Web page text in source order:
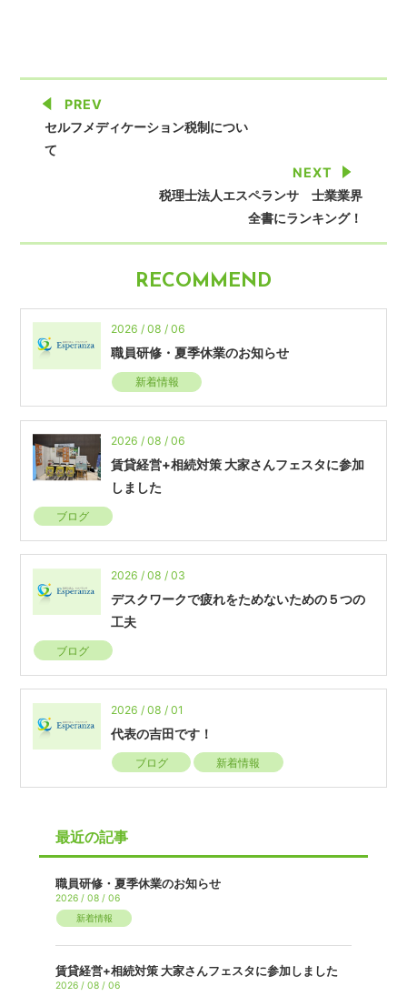
PREV
セルフメディケーション税制につい
て
NEXT
税理士法人エスペランサ 士業業界
全書にランキング！
RECOMMEND
2026 / 08 / 06
職員研修・夏季休業のお知らせ
新着情報
2026 / 08 / 06
賃貸経営+相続対策 大家さんフェスタに参加
しました
ブログ
2026 / 08 / 03
デスクワークで疲れをためないための５つの
工夫
ブログ
2026 / 08 / 01
代表の吉田です！
ブログ 新着情報
最近の記事
職員研修・夏季休業のお知らせ
2026 / 08 / 06
新着情報
賃貸経営+相続対策 大家さんフェスタに参加しました
2026 / 08 / 06